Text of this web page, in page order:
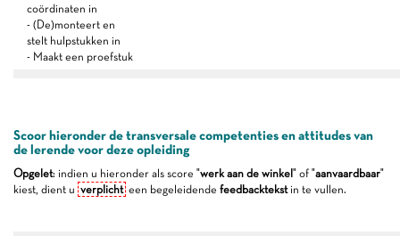
coördinaten in
- (De)monteert en
stelt hulpstukken in
- Maakt een proefstuk
Scoor hieronder de transversale competenties en attitudes van
de lerende voor deze opleiding
Opgelet: indien u hieronder als score "werk aan de winkel " of "aanvaardbaar"
kiest, dient u verplicht een begeleidende feedbacktekstin te vullen.